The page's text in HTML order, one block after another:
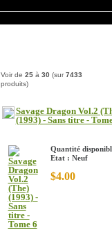
Voir de 25à 30 (sur7433
produits)
Savage Dragon Vol.2
(1993) - Sans titre -
Quantité
Etat : Neuf
$4.00